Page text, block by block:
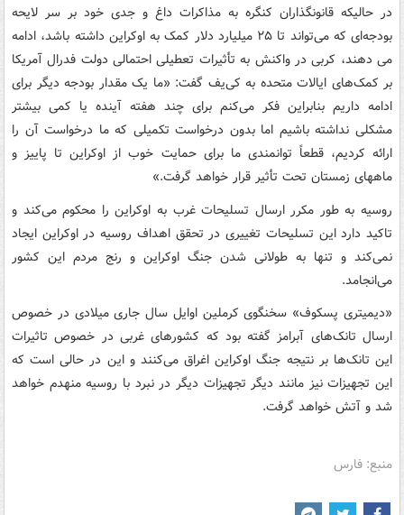
در حالیکه قانونگذاران کنگره به مذاکرات داغ و جدی خود بر سر لایحه
بودجه‌ای که می‌تواند تا ۲۵ میلیارد دلار کمک به اوکراین داشته باشد، ادامه
می دهند، کربی در واکنش به تأثیرات تعطیلی احتمالی دولت فدرال آمریکا
بر کمک‌های ایالات متحده به کی‌یف گفت: «ما یک مقدار بودجه دیگر برای
ادامه داریم بنابراین فکر می‌کنم برای چند هفته آینده یا کمی بیشتر
مشکلی نداشته باشیم اما بدون درخواست تکمیلی که ما درخواست آن را
ارائه کردیم، قطعاً توانمندی ما برای حمایت خوب از اوکراین تا پاییز و
ماههای زمستان تحت تأثیر قرار خواهد گرفت.»
روسیه به طور مکرر ارسال تسلیحات غرب به اوکراین را محکوم می‌کند و
تاکید دارد این تسلیحات تغییری در تحقق اهداف روسیه در اوکراین ایجاد
نمی‌کند و تنها به طولانی شدن جنگ اوکراین و رنج مردم این کشور
می‌انجامد.
«دیمیتری پسکوف» سخنگوی کرملین اوایل سال جاری میلادی در خصوص
ارسال تانک‌های آبرامز گفته بود که کشورهای غربی در خصوص تاثیرات
این تانک‌ها بر نتیجه جنگ اوکراین اغراق می‌کنند و این در حالی است که
این تجهیزات نیز مانند دیگر تجهیزات دیگر در نبرد با روسیه منهدم خواهد
شد و آتش خواهد گرفت.
منبع: فارس